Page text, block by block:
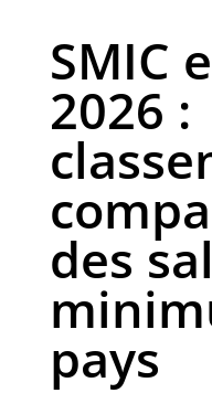
SMIC
2026 :
des
pays